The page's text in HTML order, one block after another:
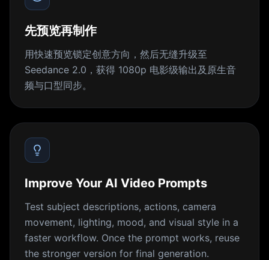
先预览再制作
用快速预览锁定创意方向，然后无缝升级至
Seedance 2.0，获得 1080p 电影级输出及原生音
频与口型同步。
Improve Your AI Video Prompts
Test subject descriptions, actions, camera
movement, lighting, mood, and visual style in a
faster workflow. Once the prompt works, reuse
the stronger version for final generation.